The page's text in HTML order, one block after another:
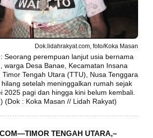
Dok.lidahrakyat.com, foto/Koka Masan
Seorang perempuan lanjut usia bernama
warga Desa Banae, Kecamatan Insana
Tengah Utara (TTU), Nusa Tenggara
setelah meninggalkan rumah sejak
2025 pagi dan hingga kini belum kembali.
(Dok : Koka Masan // Lidah Rakyat)
TENGAH UTARA,–